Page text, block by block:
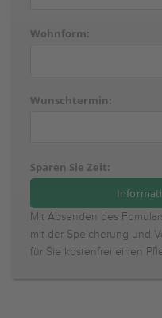
Wohnform:
Wunschtermin:
Sparen Sie Zeit:
Mit Absenden des
mit der Speicherung und
für Sie kostenfrei einen